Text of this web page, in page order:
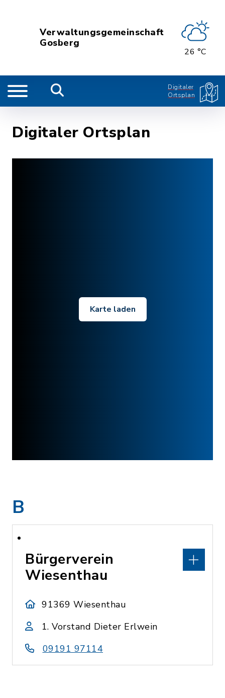
Verwaltungsgemeinschaft
Gosberg
26 °C
Digitaler
Ortsplan
Digitaler Ortsplan
Karte laden
B
Bürgerverein
Wiesenthau
91369 Wiesenthau
1. Vorstand Dieter Erlwein
09191 97114